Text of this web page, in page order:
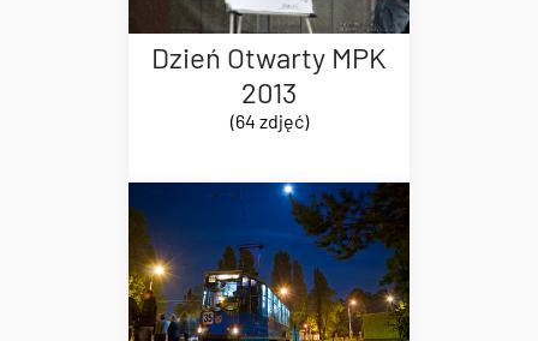
Dzień Otwarty MPK
2013
(64 zdjęć)